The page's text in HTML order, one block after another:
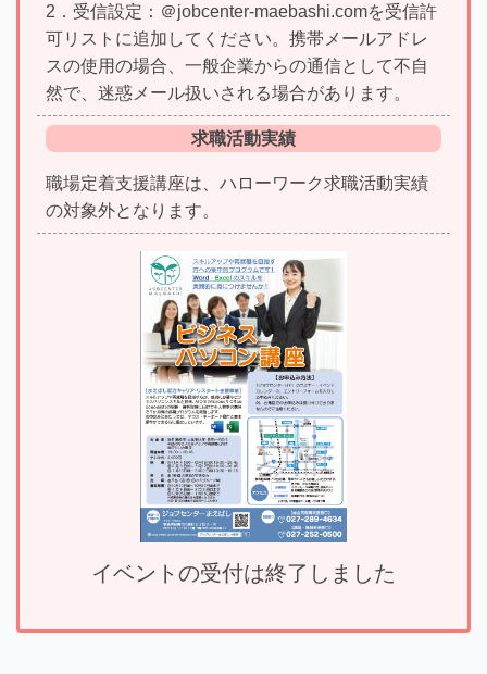
2．受信設定：＠jobcenter-maebashi.comを受信許
可リストに追加してください。携帯メールアドレ
スの使用の場合、一般企業からの通信として不自
然で、迷惑メール扱いされる場合があります。
求職活動実績
職場定着支援講座は、ハローワーク求職活動実績
の対象外となります。
イベントの受付は終了しました